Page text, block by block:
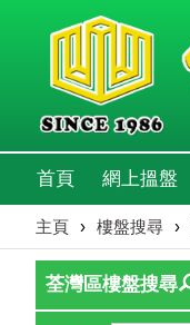
首頁 網上搵盤
主頁 › 樓盤搜尋 ›
荃灣區樓盤搜尋